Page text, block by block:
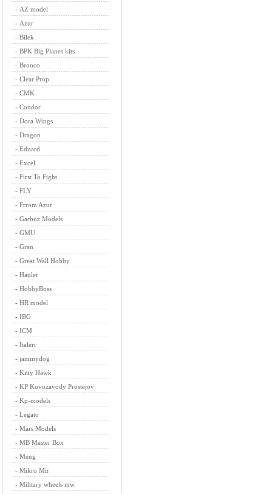
- AZ model
- Azur
- Bilek
- BPK Big Planes kits
- Bronco
- Clear Prop
- CMK
- Condor
- Dora Wings
- Dragon
- Eduard
- Excel
- First To Fight
- FLY
- Frrom Azur
- Garbuz Models
- GMU
- Gran
- Great Wall Hobby
- Hauler
- HobbyBoss
- HR model
- IBG
- ICM
- Italeri
- jammydog
- Kitty Hawk
- KP Kovozavody Prostejov
- Kp-models
- Legato
- Mars Models
- MB Master Box
- Meng
- Mikro Mir
- Military wheels mw